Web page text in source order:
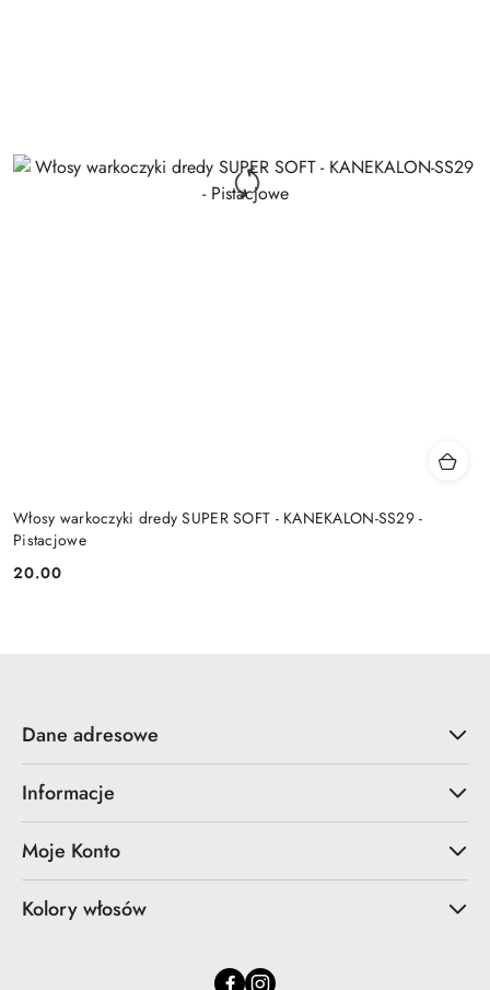
Włosy warkoczyki dredy SUPER SOFT - KANEKALON-SS29 -
Pistacjowe
Cena:
20.00
Dane adresowe
Informacje
Moje Konto
Kolory włosów